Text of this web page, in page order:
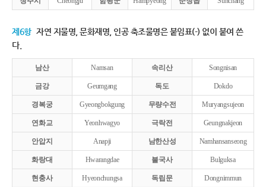
제6항 자연 지물명, 문화재명, 인공 축조물명은 붙임표(-) 없이 붙여 쓴
다.
남산 Namsan 속리산 Songnisan
금강 Geumgang 독도 Dokdo
경복궁 Gyeongbokgung 무량수전 Muryangsujeon
연화교 Yeonhwagyo 극락전 Geungnakjeon
안압지 Anapji 남한산성 Namhansanseong
화랑대 Hwarangdae 불국사 Bulguksa
현충사 Hyeonchungsa 독립문 Dongnimmun